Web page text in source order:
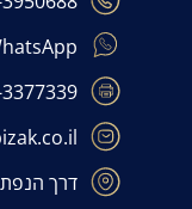
דרך הנפת הדגל